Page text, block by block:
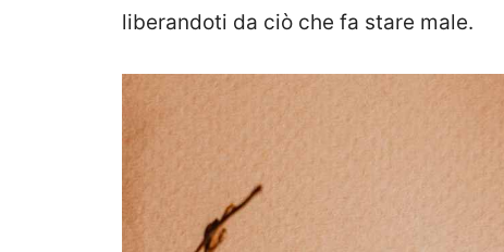
liberandoti da ciò che fa stare male.